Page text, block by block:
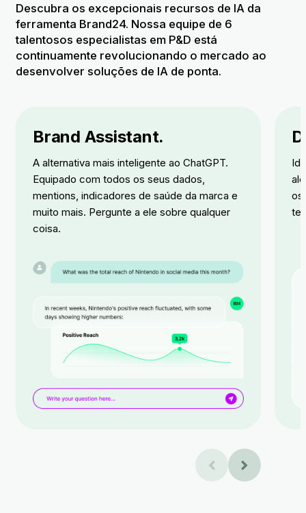
Descubra os excepcionais recursos de IA da
ferramenta Brand24. Nossa equipe de 6
talentosos especialistas em P&D está
continuamente revolucionando o mercado ao
desenvolver soluções de IA de ponta.
Brand Assistant.
A alternativa mais inteligente ao ChatGPT.
Equipado com todos os seus dados,
mentions, indicadores de saúde da marca e
muito mais. Pergunte a ele sobre qualquer
coisa.
os